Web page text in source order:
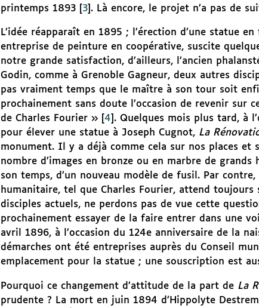
printemps 1893[ 3] . Là encore, le projet n’a pas de
L’idée réapparaît en 1895 ; l’érection d’une statue
entreprise de peinture en coopérative, suscite
notre grande satisfaction, d’ailleurs, l’ancien
Godin, comme à Grenoble Gagneur, deux autres
pas vraiment temps que le maître à son tour soit
prochainement sans doute l’occasion de revenir sur
de Charles Fourier »[ 4 . Quelques mois plus tard, à
pour élever une statue à Joseph Cugnot, La
monument. Il y a déjà comme cela sur nos places et
nombre d’images en bronze ou en marbre de
son temps, d’un nouveau modèle de fusil. Par
humanitaire, tel que Charles Fourier, attend toujours
disciples actuels, ne perdons pas de vue cette
prochainement essayer de la faire entrer dans une
avril 1896, à l’occasion du 124e anniversaire de la
démarches ont été entreprises auprès du Conseil
emplacement pour la statue ; une souscription est
Pourquoi ce changement d’attitude de la part de La
prudente ? La mort en juin 1894 d’Hippolyte